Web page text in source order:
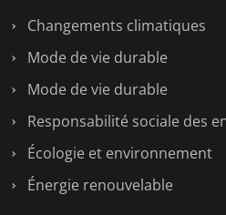
Changements climatiques
Mode de vie durable
Mode de vie durable
Responsabilité sociale des
Écologie et environnement
Énergie renouvelable